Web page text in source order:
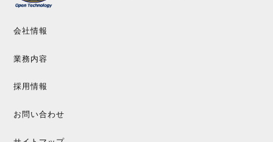
ン
会社情報
業務内容
採用情報
お問い合わせ